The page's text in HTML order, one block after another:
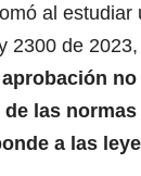
al estudiar
2300 de
no
las
a las